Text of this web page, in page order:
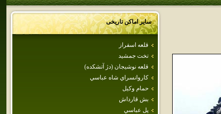
سایر اماکن تاریخی
قلعه اسفراز
تخت جمشيد
قلعه‌ نوشيجان‌ (دژ آتشكده‌)
كاروانسراي شاه عباسي
حمام وكيل
بش قارداش
پل عباسي